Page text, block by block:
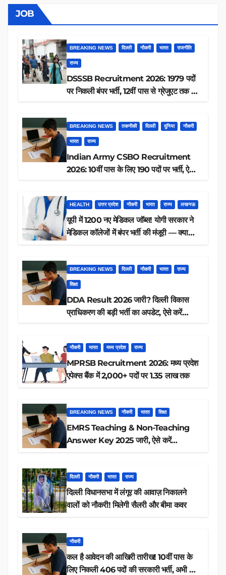
JOB
BREAKING NEWS दिल्ली नौकरी भारत राजनीति
राज्य
DSSSB Recruitment 2026: 1979 पदों
पर निकली बंपर भर्ती, 12वीं पास से ग्रेजुएट तक करें
BREAKING NEWS तकनीकी दिल्ली दुनिया नौकरी
भारत राज्य
Indian Army CSBO Recruitment
2026: 10वीं पास के लिए 190 पदों पर भर्ती, ऐसे
HEALTH उत्तर प्रदेश नौकरी भारत राज्य लखनऊ
यूपी में 1200 नए मेडिकल जॉब्स! योगी सरकार ने
मेडिकल कॉलेजों में बंपर भर्ती की मंजूरी — क्या
BREAKING NEWS दिल्ली नौकरी भारत राज्य
शिक्षा
DDA Result 2026 जारी? दिल्ली विकास
प्राधिकरण की बड़ी भर्ती का अपडेट, ऐसे करें
नौकरी भारत मध्य प्रदेश राज्य
MPRSB Recruitment 2026: मध्य प्रदेश
एपेक्स बैंक में 2,000+ पदों पर 1.35 लाख तक
BREAKING NEWS नौकरी भारत शिक्षा
EMRS Teaching & Non-Teaching
Answer Key 2025 जारी, ऐसे करें
दिल्ली नौकरी भारत राज्य
दिल्ली विधानसभा में लंगूर की आवाज़ निकालने
वालों को नौकरी! मिलेगी सैलरी और बीमा कवर
नौकरी
कल है आवेदन की आखिरी तारीख! 10वीं पास के
लिए निकली 406 पदों की सरकारी भर्ती, अभी करें